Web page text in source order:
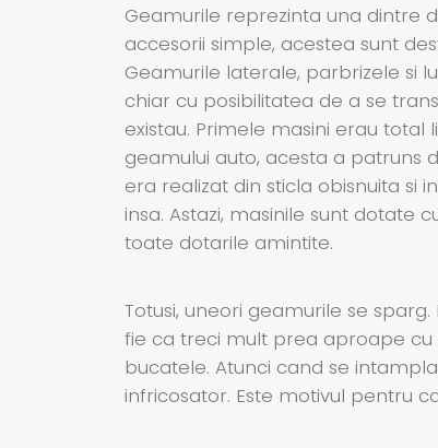
Geamurile reprezinta una dintre
accesorii simple, acestea sunt
Geamurile laterale, parbrizele si
chiar cu posibilitatea de a se
existau. Primele masini erau
geamului auto, acesta a patruns
era realizat din sticla obisnuita si
insa. Astazi, masinile sunt dotate
toate dotarile amintite.
Totusi, uneori geamurile se
fie ca treci mult prea aproape cu
bucatele. Atunci cand se
infricosator. Este motivul pentru